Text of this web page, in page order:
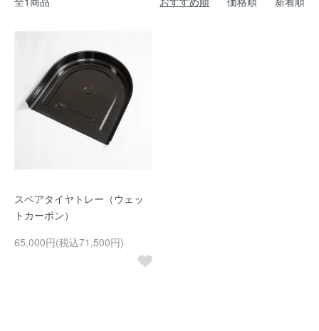
スペアタイヤトレー（ウェッ
トカーボン）
65,000円(税込71,500円)